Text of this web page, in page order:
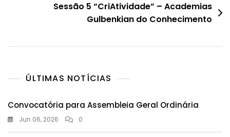
Sessão 5 “CriAtividade” – Academias
Gulbenkian do Conhecimento
ÚLTIMAS NOTÍCIAS
Convocatória para Assembleia Geral Ordinária
Jun 06, 2026 0